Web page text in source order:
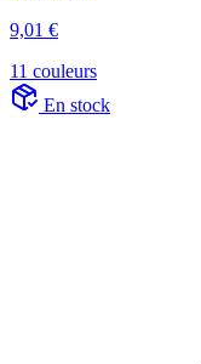
9,01 €
11 couleurs
En stock